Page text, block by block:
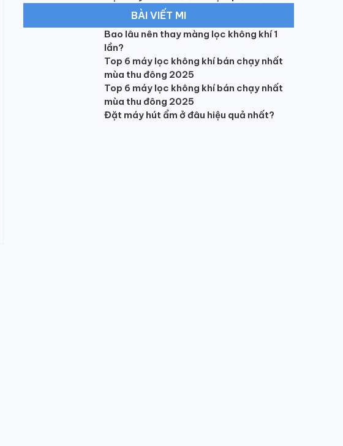
BÀI VIẾT MI
Bao lâu nên thay màng lọc không khí 1
lần?
Top 6 máy lọc không khí bán chạy nhất
mùa thu đông 2025
Top 6 máy lọc không khí bán chạy nhất
mùa thu đông 2025
Đặt máy hút ẩm ở đâu hiệu quả nhất?